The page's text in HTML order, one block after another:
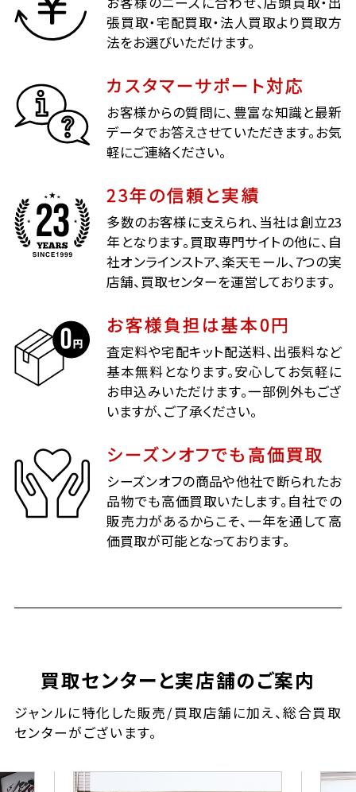
張買取・宅配買取・法人買取より買取方
法をお選びいただけます。
カスタマーサポート対応
お客様からの質問に、豊富な知識と最新
データでお答えさせていただきます。お気
軽にご連絡ください。
23年の信頼と実績
多数のお客様に支えられ、当社は創立23
年となります。買取専門サイトの他に、自
社オンラインストア、楽天モール、7つの実
店舗、買取センターを運営しております。
お客様負担は基本0円
査定料や宅配キット配送料、出張料など
基本無料となります。安心してお気軽に
お申込みいただけます。一部例外もござ
いますが、ご了承ください。
シーズンオフでも高価買取
シーズンオフの商品や他社で断られたお
品物でも高価買取いたします。自社での
販売力があるからこそ、一年を通して高
価買取が可能となっております。
買取センターと実店舗のご案内
ジャンルに特化した販売/買取店舗に加え、総合買取
センターがございます。